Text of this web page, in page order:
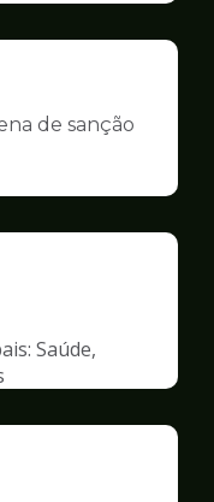
de sanção
Saúde,